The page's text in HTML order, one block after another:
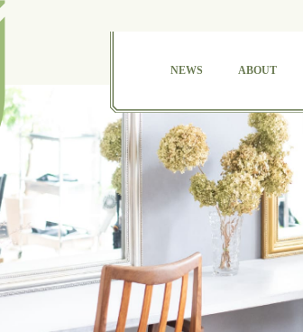
NEWS ABOUT